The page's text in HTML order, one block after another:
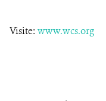
Visite: www.wcs.org